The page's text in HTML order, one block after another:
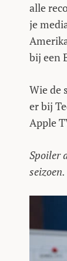
alle
je
bij een
Wie de
er bij
Apple
Spoiler
seizoen.